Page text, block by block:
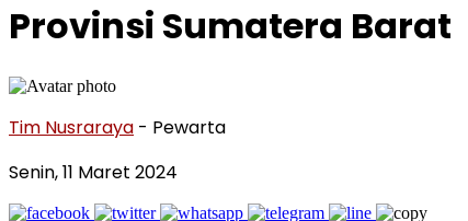
Provinsi Sumatera Barat
Tim Nusraraya - Pewarta
Senin, 11 Maret 2024